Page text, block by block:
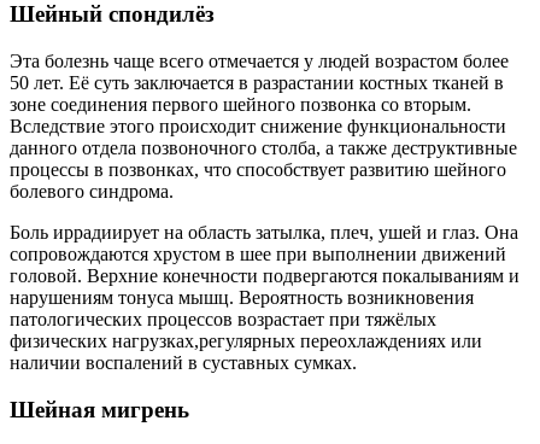
Шейный спондилёз
Эта болезнь чаще всего отмечается у людей возрастом более
50 лет. Её суть заключается в разрастании костных тканей в
зоне соединения первого шейного позвонка со вторым.
Вследствие этого происходит снижение функциональности
данного отдела позвоночного столба, а также деструктивные
процессы в позвонках, что способствует развитию шейного
болевого синдрома.
Боль иррадиирует на область затылка, плеч, ушей и глаз. Она
сопровождаются хрустом в шее при выполнении движений
головой. Верхние конечности подвергаются покалываниям и
нарушениям тонуса мышц. Вероятность возникновения
патологических процессов возрастает при тяжёлых
физических нагрузках,регулярных переохлаждениях или
наличии воспалений в суставных сумках.
Шейная мигрень